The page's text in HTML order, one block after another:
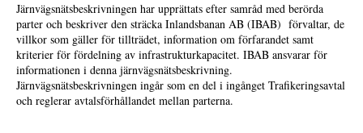
Järnvägsnätsbeskrivningen har upprättats efter samråd med berörda
parter och beskriver den sträcka Inlandsbanan AB (IBAB) förvaltar, de
villkor som gäller för tillträdet, information om förfarandet samt
kriterier för fördelning av infrastrukturkapacitet. IBAB ansvarar för
informationen i denna järnvägsnätsbeskrivning.
Järnvägsnätsbeskrivningen ingår som en del i ingånget Trafikeringsavtal
och reglerar avtalsförhållandet mellan parterna.